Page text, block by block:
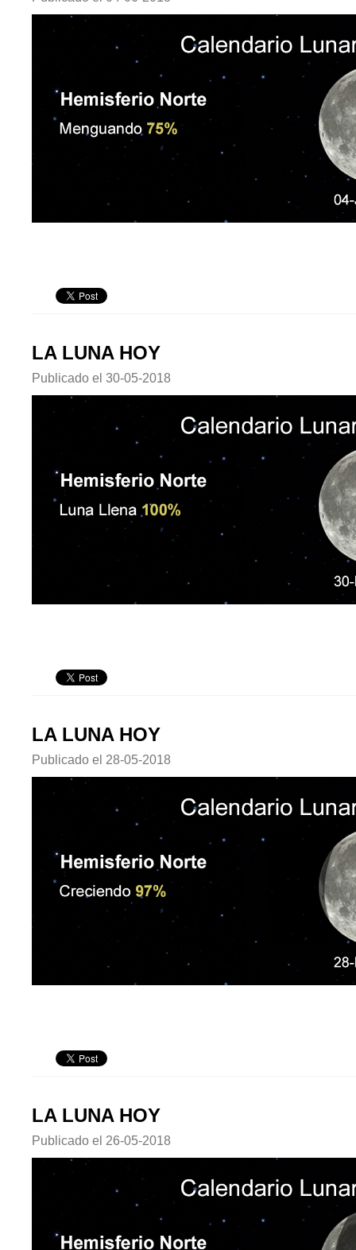
LA LUNA HOY
Publicado el 30-05-2018
LA LUNA HOY
Publicado el 28-05-2018
LA LUNA HOY
Publicado el 26-05-2018